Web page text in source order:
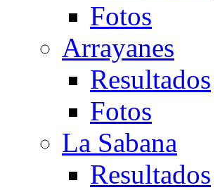
Fotos
Arrayanes
Resultados
Fotos
La Sabana
Resultados